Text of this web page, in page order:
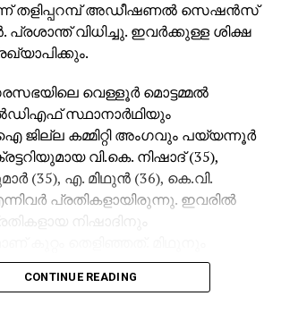
തളിപ്പറമ്പ് അഡീഷണല്‍ സെഷന്‍സ്
വിധിച്ചു. ഇവര്‍ക്കുള്ള ശിക്ഷ
വെള്ളൂര്‍ മൊട്ടമ്മല്‍
സ്ഥാനാര്‍ഥിയും
കമ്മിറ്റി അംഗവും പയ്യന്നൂര്‍
വി.കെ. നിഷാദ് (35),
(35), എ. മിഥുന്‍ (36), കെ.വി.
പ്രതികളായിരുന്നു. ഇവരില്‍
നിഷാദിനും
വെറുതെ വിട്ടു.
CONTINUE READING